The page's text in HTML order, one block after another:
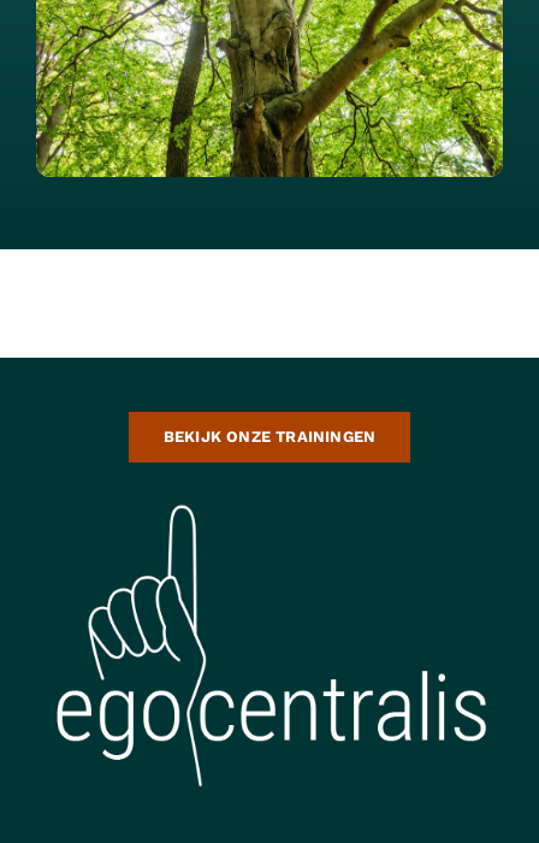
BEKIJK ONZE TRAININGEN